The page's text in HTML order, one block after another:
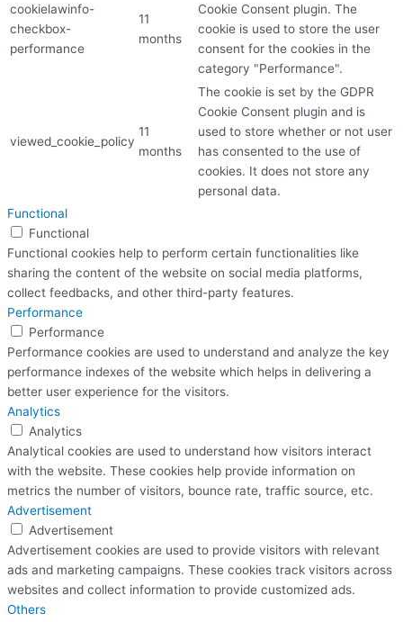
cookielawinfo-
checkbox-
performance
11
months
Cookie Consent plugin. The
cookie is used to store the user
consent for the cookies in the
category "Performance".
viewed_cookie_policy
11
months
The cookie is set by the GDPR
Cookie Consent plugin and is
used to store whether or not user
has consented to the use of
cookies. It does not store any
personal data.
Functional
Functional
Functional cookies help to perform certain functionalities like
sharing the content of the website on social media platforms,
collect feedbacks, and other third-party features.
Performance
Performance
Performance cookies are used to understand and analyze the key
performance indexes of the website which helps in delivering a
better user experience for the visitors.
Analytics
Analytics
Analytical cookies are used to understand how visitors interact
with the website. These cookies help provide information on
metrics the number of visitors, bounce rate, traffic source, etc.
Advertisement
Advertisement
Advertisement cookies are used to provide visitors with relevant
ads and marketing campaigns. These cookies track visitors across
websites and collect information to provide customized ads.
Others